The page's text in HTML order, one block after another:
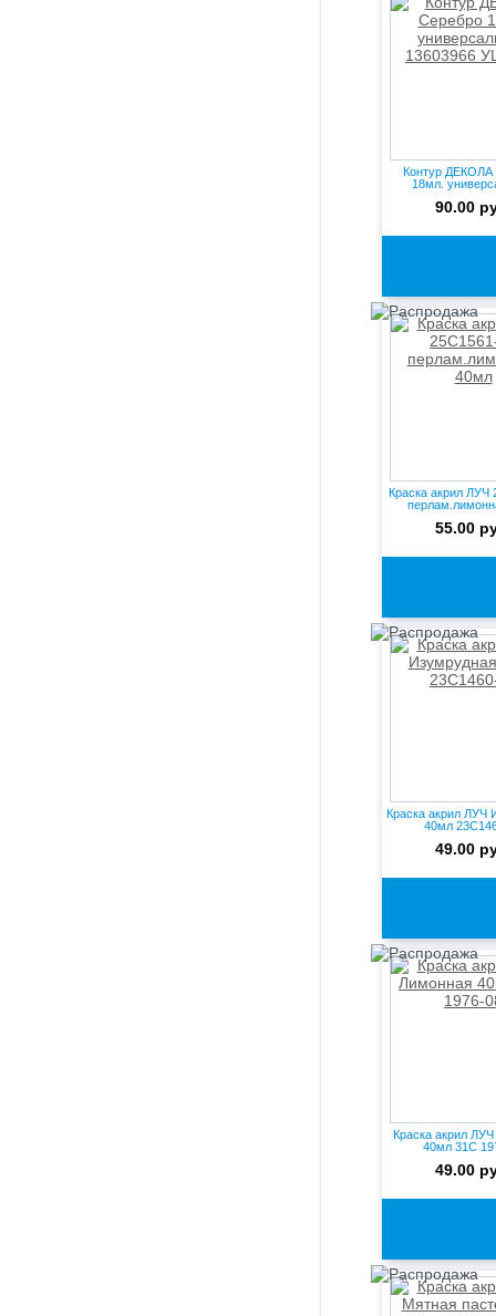
Контур ДЕКОЛА
18мл.
90.00
Краска акрил ЛУЧ
55.00
Краска акрил ЛУЧ
40мл
49.00
Краска акрил
40мл 31С
49.00